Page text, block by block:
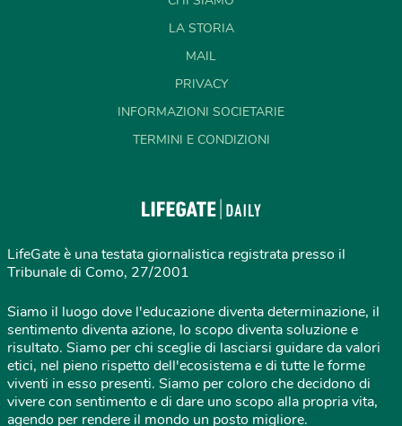
LA STORIA
MAIL
PRIVACY
INFORMAZIONI SOCIETARIE
TERMINI E CONDIZIONI
LifeGate è una testata giornalistica registrata presso il
Tribunale di Como, 27/2001
Siamo il luogo dove l'educazione diventa determinazione, il
sentimento diventa azione, lo scopo diventa soluzione e
risultato. Siamo per chi sceglie di lasciarsi guidare da valori
etici, nel pieno rispetto dell'ecosistema e di tutte le forme
viventi in esso presenti. Siamo per coloro che decidono di
vivere con sentimento e di dare uno scopo alla propria vita,
agendo per rendere il mondo un posto migliore.